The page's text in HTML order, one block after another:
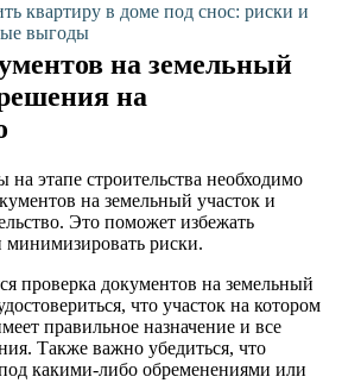
квартиру в доме под снос: риски и
выгоды
на земельный
на
этапе строительства необходимо
на земельный участок и
Это поможет избежать
риски.
проверка документов на земельный
что участок на котором
правильное назначение и все
Также важно убедиться, что
какими-либо обременениями или